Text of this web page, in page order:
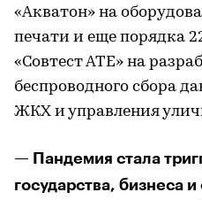
«Акватон» на
печати и еще порядка
«Совтест АТЕ» на
беспроводного сбора
ЖКХ и управления
— Пандемия стала
государства, бизнеса